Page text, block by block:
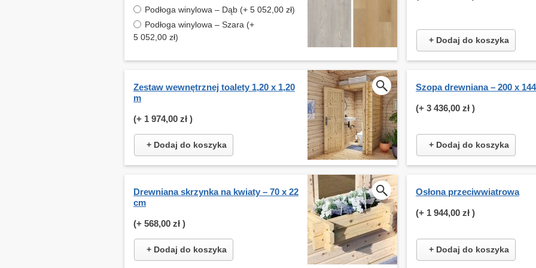
Podłoga winylowa – Dąb (+ 5 052,00 zł)
Podłoga winylowa – Szara (+
5 052,00 zł)
+ Dodaj do koszyka
Zestaw wewnętrznej toalety 1,20 x 1,20
m
(+ 1 974,00 zł )
+ Dodaj do koszyka
Szopa drewniana – 200 x
(+ 3 436,00 zł )
+ Dodaj do koszyka
Drewniana skrzynka na kwiaty – 70 x 22
cm
(+ 568,00 zł )
+ Dodaj do koszyka
Osłona przeciwwiatrowa
(+ 1 944,00 zł )
+ Dodaj do koszyka